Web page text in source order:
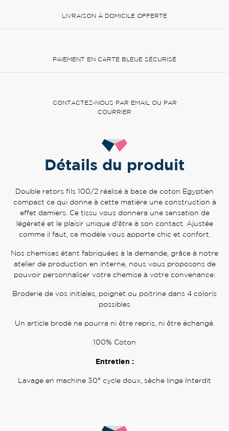
LIVRAISON À DOMICILE OFFERTE
PAIEMENT EN CARTE BLEUE SÉCURISÉ
CONTACTEZ-NOUS PAR EMAIL OU PAR
COURRIER
Détails du produit
Double retors fils 100/2 réalisé à base de coton Egyptien
compact ce qui donne à cette matière une construction à
effet damiers. Ce tissu vous donnera une sensation de
légèreté et le plaisir unique d'être à son contact. Ajustée
comme il faut, ce modèle vous apporte chic et confort.
Nos chemises étant fabriquées à la demande, grâce à notre
atelier de production en interne, nous vous proposons de
pouvoir personnaliser votre chemise à votre convenance:
Broderie de vos initiales, poignet ou poitrine dans 4 coloris
possibles
Un article brodé ne pourra ni être repris, ni être échangé.
100% Coton
Entretien :
Lavage en machine 30° cycle doux, sèche linge Interdit